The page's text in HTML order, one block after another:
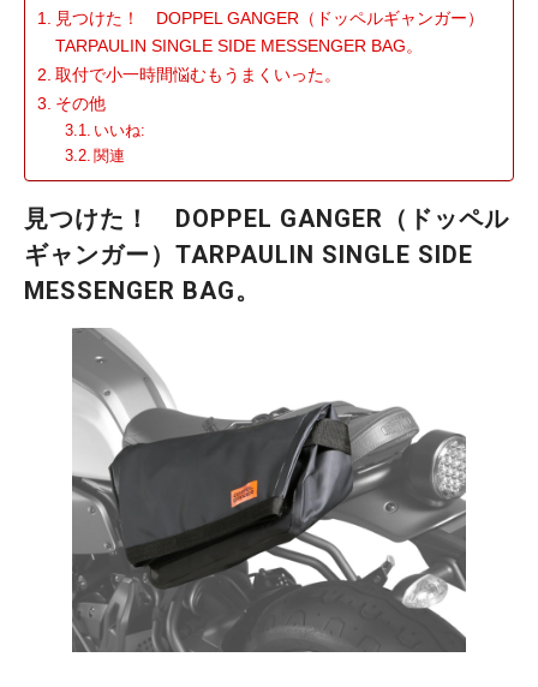
見つけた！ DOPPEL GANGER（ドッペルギャンガー）
TARPAULIN SINGLE SIDE MESSENGER BAG。
取付で小一時間悩むもうまくいった。
その他
いいね:
関連
見つけた！ DOPPEL GANGER（ドッペル
ギャンガー）TARPAULIN SINGLE SIDE
MESSENGER BAG。